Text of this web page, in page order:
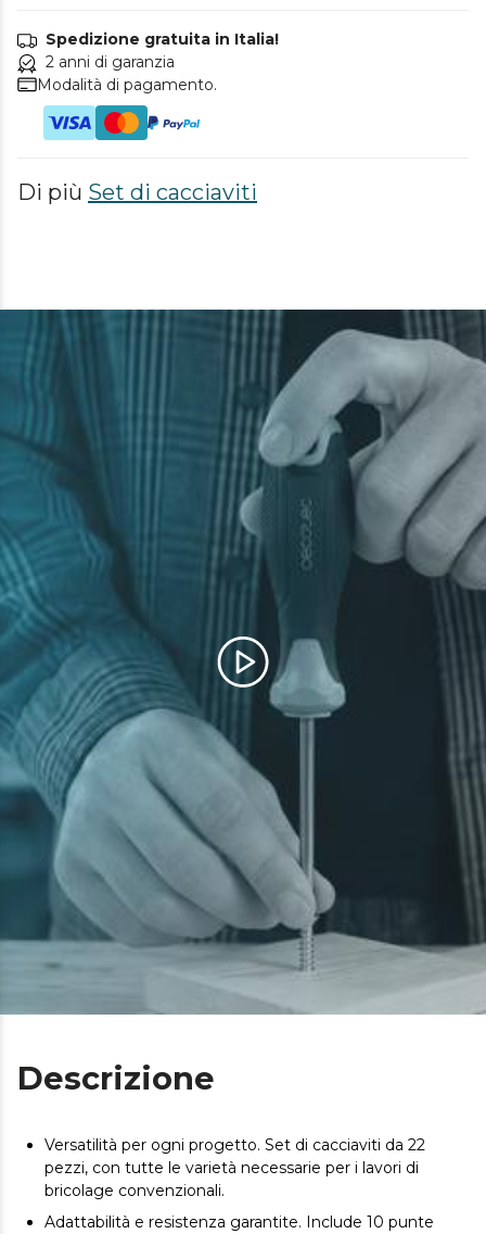
Spedizione gratuita in Italia!
2 anni di garanzia
Modalità di pagamento.
Di più Set di cacciaviti
Descrizione
Versatilità per ogni progetto. Set di cacciaviti da 22
pezzi, con tutte le varietà necessarie per i lavori di
bricolage convenzionali.
Adattabilità e resistenza garantite. Include 10 punte